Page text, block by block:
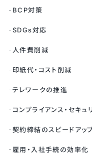
BCP対策
SDGs対応
人件費削減
印紙代・コスト削減
テレワークの推進
コンプライアンス・セキュ
契約締結のスピードアッ
雇用・入社手続の効率化